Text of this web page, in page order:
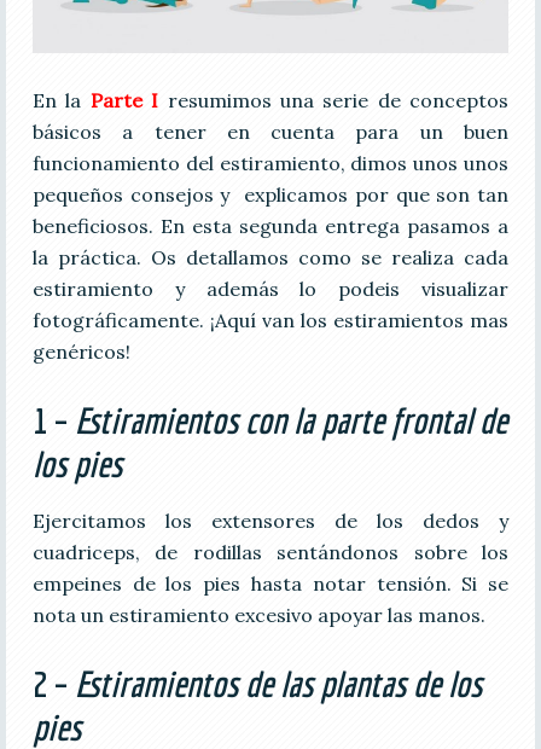
En la Parte I resumimos una serie de conceptos
básicos a tener en cuenta para un buen
funcionamiento del estiramiento, dimos unos unos
pequeños consejos y explicamos por que son tan
beneficiosos. En esta segunda entrega pasamos a
la práctica. Os detallamos como se realiza cada
estiramiento y además lo podeis visualizar
fotográficamente. ¡Aquí van los estiramientos mas
genéricos!
1 – Estiramientos con la parte frontal de
los pies
Ejercitamos los extensores de los dedos y
cuadriceps, de rodillas sentándonos sobre los
empeines de los pies hasta notar tensión. Si se
nota un estiramiento excesivo apoyar las manos.
2 – Estiramientos de las plantas de los
pies